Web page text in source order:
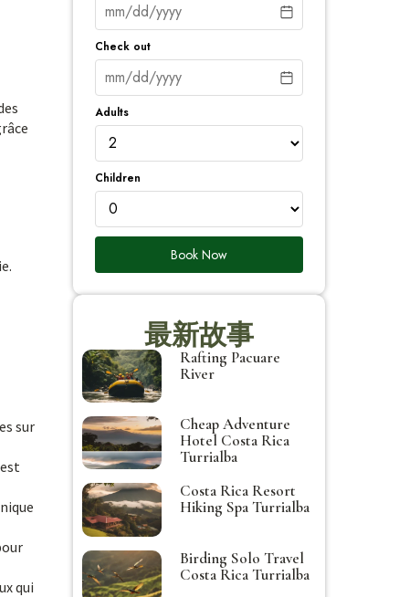
sur
qui
Check out
Adults
Children
Book Now
最新故事
Rafting Pacuare
River
Cheap Adventure
Hotel Costa Rica
Turrialba
Costa Rica Resort
Hiking Spa Turrialba
Birding Solo Travel
Costa Rica Turrialba